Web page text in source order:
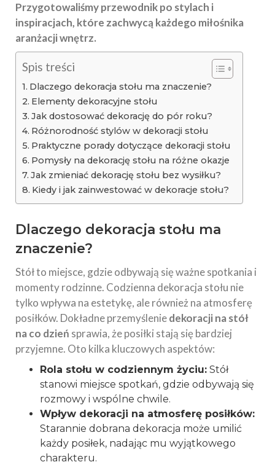
Przygotowaliśmy przewodnik po stylach i
inspiracjach, które zachwycą każdego miłośnika
aranżacji wnętrz.
Spis treści
Dlaczego dekoracja stołu ma znaczenie?
Elementy dekoracyjne stołu
Jak dostosować dekorację do pór roku?
Różnorodność stylów w dekoracji stołu
Praktyczne porady dotyczące dekoracji stołu
Pomysły na dekorację stołu na różne okazje
Jak zmieniać dekorację stołu bez wysiłku?
Kiedy i jak zainwestować w dekoracje stołu?
Dlaczego dekoracja stołu ma
znaczenie?
Stół to miejsce, gdzie odbywają się ważne spotkania i
momenty rodzinne. Codzienna dekoracja stołu nie
tylko wpływa na estetykę, ale również na atmosferę
posiłków. Dokładne przemyśleniedekoracji na stół
na co dzień sprawia, że posiłki stają się bardziej
przyjemne. Oto kilka kluczowych aspektów:
Rola stołu w codziennym życiu: Stół
stanowi miejsce spotkań, gdzie odbywają się
rozmowy i wspólne chwile.
Wpływ dekoracji na atmosferę posiłków:
Starannie dobrana dekoracja może umilić
każdy posiłek, nadając mu wyjątkowego
charakteru.